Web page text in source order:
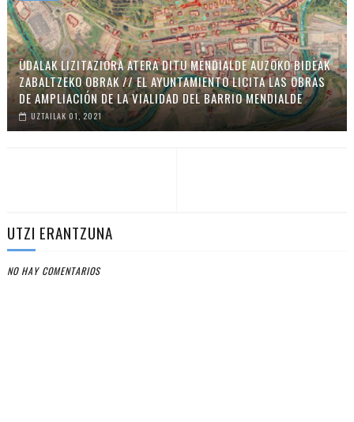
UDALAK LIZITAZIORA ATERA DITU MENDIALDE AUZOKO BIDEAK
ZABALTZEKO OBRAK // EL AYUNTAMIENTO LICITA LAS OBRAS
DE AMPLIACIÓN DE LA VIALIDAD DEL BARRIO MENDIALDE
UZTAILAK 01, 2021
UTZI ERANTZUNA
NO HAY COMENTARIOS